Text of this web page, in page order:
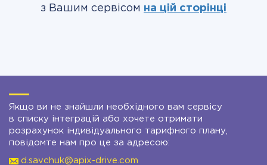
з Вашим сервісом на цій сторінці
Якщо ви не знайшли необхідного вам сервісу
в списку інтеграцій або хочете отримати
розрахунок індивідуального тарифного плану,
повідомте нам про це за адресою:
d.savchuk@apix-drive.com